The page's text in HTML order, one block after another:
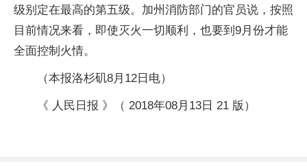
级别定在最高的第五级。加州消防部门的官员说，按照
目前情况来看，即使灭火一切顺利，也要到9月份才能
全面控制火情。
（本报洛杉矶8月12日电）
《 人民日报 》（ 2018年08月13日 21 版）